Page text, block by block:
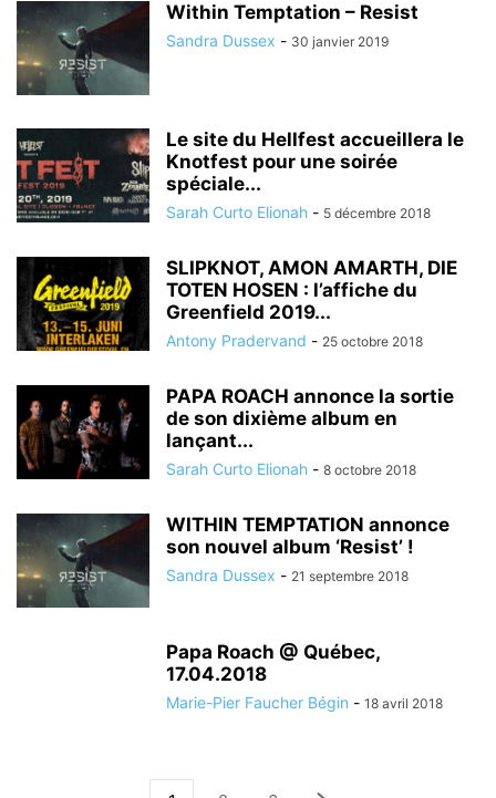
Within Temptation – Resist
Sandra Dussex - 30 janvier 2019
Le site du Hellfest accueillera le
Knotfest pour une soirée
spéciale...
Sarah Curto Elionah - 5 décembre 2018
SLIPKNOT, AMON AMARTH, DIE
TOTEN HOSEN : l’affiche du
Greenfield 2019...
Antony Pradervand - 25 octobre 2018
PAPA ROACH annonce la sortie
de son dixième album en
lançant...
Sarah Curto Elionah - 8 octobre 2018
WITHIN TEMPTATION annonce
son nouvel album ‘Resist’ !
Sandra Dussex - 21 septembre 2018
Papa Roach @ Québec,
17.04.2018
Marie-Pier Faucher Bégin - 18 avril 2018